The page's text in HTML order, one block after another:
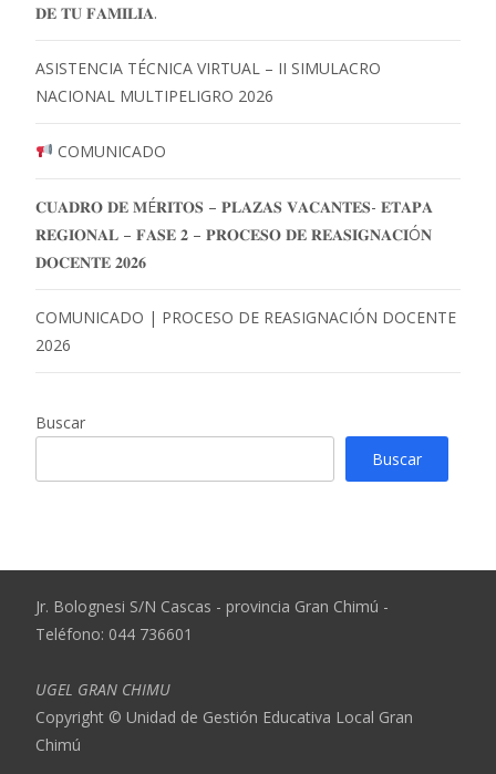
𝐃𝐄 𝐓𝐔 𝐅𝐀𝐌𝐈𝐋𝐈𝐀.
ASISTENCIA TÉCNICA VIRTUAL – II SIMULACRO
NACIONAL MULTIPELIGRO 2026
COMUNICADO
𝐂𝐔𝐀𝐃𝐑𝐎 𝐃𝐄 𝐌É𝐑𝐈𝐓𝐎𝐒 – 𝐏𝐋𝐀𝐙𝐀𝐒 𝐕𝐀𝐂𝐀𝐍𝐓𝐄𝐒- 𝐄𝐓𝐀𝐏𝐀
𝐑𝐄𝐆𝐈𝐎𝐍𝐀𝐋 – 𝐅𝐀𝐒𝐄 𝟐 – 𝐏𝐑𝐎𝐂𝐄𝐒𝐎 𝐃𝐄 𝐑𝐄𝐀𝐒𝐈𝐆𝐍𝐀𝐂𝐈Ó𝐍
𝐃𝐎𝐂𝐄𝐍𝐓𝐄 𝟐𝟎𝟐𝟔
COMUNICADO | PROCESO DE REASIGNACIÓN DOCENTE
2026
Buscar
Buscar
Jr. Bolognesi S/N Cascas - provincia Gran Chimú -
Teléfono: 044 736601
UGEL GRAN CHIMU
Copyright © Unidad de Gestión Educativa Local Gran
Chimú